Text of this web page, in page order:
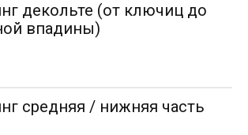
декольте (от ключиц до
впадины)
средняя / нижняя часть
Николавевна